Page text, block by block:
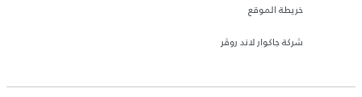
خريطة الموقع
شركة جاكوار لاند روڤر